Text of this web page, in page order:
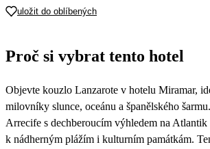
17
24 789
uložit do oblíbených
Proč si vybrat tento hotel
Objevte kouzlo Lanzarote v hotelu Miramar,
milovníky slunce, oceánu a španělského
Arrecife s dechberoucím výhledem na Atlantik
k nádherným plážím i kulturním památkám.